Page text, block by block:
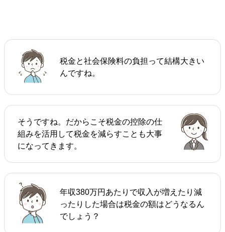
税金と社会保険料の負担って結構大きい
んですね。
そうですね。だからこそ税金の控除の仕
組みを活用して税金を減らすことも大事
になってきます。
年収380万円あたりで収入が増えたり減
ったりした場合は税金の額はどうなるん
でしょう？